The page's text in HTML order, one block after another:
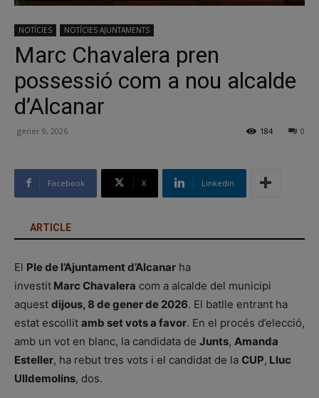
NOTÍCIES NOTÍCIES AJUNTAMENTS
Marc Chavalera pren
possessió com a nou alcalde
d’Alcanar
gener 9, 2026 0
184
Facebook X Linkedin
ARTICLE
El Ple de l’Ajuntament d’Alcanar ha
investit Marc Chavalera com a alcalde del municipi
aquest dijous, 8 de gener de 2026. El batlle entrant ha
estat escollit amb set vots a favor. En el procés d’elecció,
amb un vot en blanc, la candidata de Junts, Amanda
Esteller, ha rebut tres vots i el candidat de la CUP, Lluc
Ulldemolins, dos.